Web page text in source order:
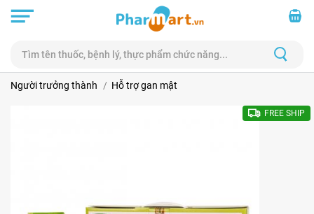
Người trưởng thành Hỗ trợ gan mật
FREE SHIP